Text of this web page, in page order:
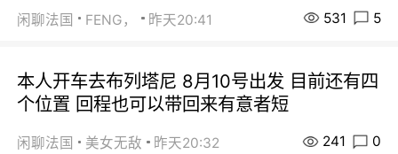
闲聊法国 FENG， 昨天20:41 531 5
本人开车去布列塔尼 8月10号出发 目前还有四
个位置 回程也可以带回来有意者短
闲聊法国 美女无敌 昨天20:32 241 0